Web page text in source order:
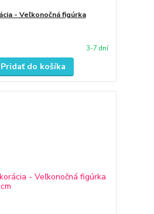
- Veľkonočná figúrka
3-7 dní
Pridať do košíka